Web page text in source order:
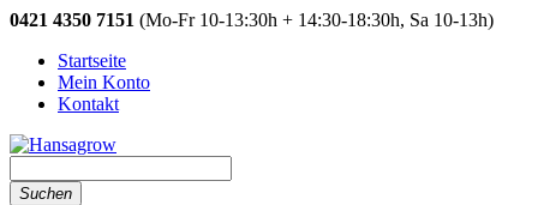
0421 4350 7151 (Mo-Fr 10-13:30h + 14:30-18:30h, Sa 10-13h)
Startseite
Mein Konto
Kontakt
Suchen